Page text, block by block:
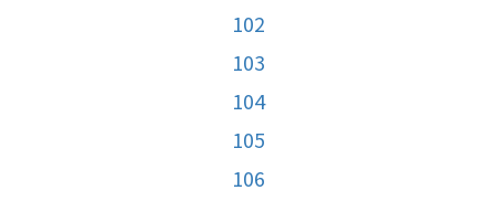
102
103
104
105
106